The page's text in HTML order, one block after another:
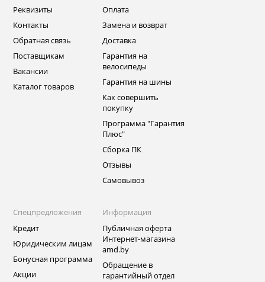
Реквизиты
Контакты
Обратная связь
Поставщикам
Вакансии
Каталог товаров
Оплата
Замена и возврат
Доставка
Гарантия на
велосипеды
Гарантия на шины
Как совершить
покупку
Программа "Гарантия
Плюс"
Сборка ПК
Отзывы
Самовывоз
Спецпредложения
Кредит
Юридическим лицам
Бонусная программа
Акции
Информация
Публичная оферта
Интернет-магазина
amd.by
Обращение в
гарантийный отдел